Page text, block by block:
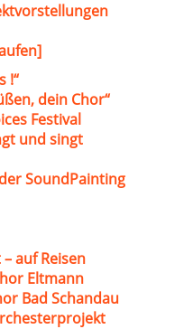
!“
dein Chor“
Festival
und singt
SoundPainting
auf Reisen
Eltmann
Bad Schandau